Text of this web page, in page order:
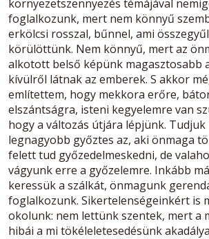
környezetszennyezés témájával
foglalkozunk, mert nem könnyű
erkölcsi rosszal, bűnnel, ami
körülöttünk. Nem könnyű, mert az
alkotott belső képünk magasztosabb
kívülről látnak az emberek. S akkor
említettem, hogy mekkora erőre,
elszántságra, isteni kegyelemre van
hogy a változás útjára lépjünk. Tudjuk
legnagyobb győztes az, aki önmaga
felett tud győzedelmeskedni, de
vágyunk erre a győzelemre. Inkább
keressük a szálkát, önmagunk
foglalkozunk. Sikertelenségeinkért is
okolunk: nem lettünk szentek, mert a
hibái a mi tökéleletesedésünk